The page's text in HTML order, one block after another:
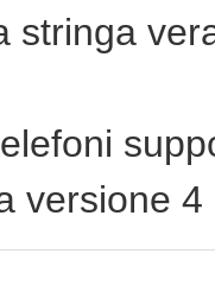
stringa
versione 4